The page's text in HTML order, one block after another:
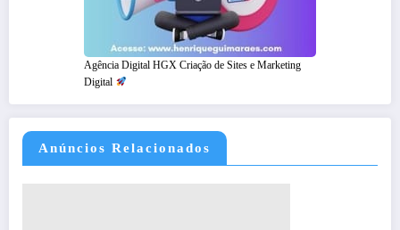
Agência Digital HGX Criação de Sites e Marketing
Digital
Anúncios Relacionados